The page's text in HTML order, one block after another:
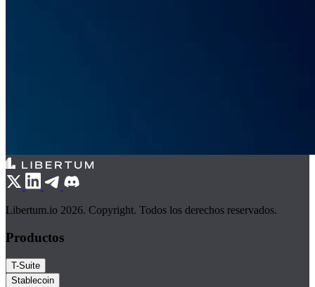
Libertum.io 2026. Copyright. Todos los derechos reservados.
Productos
T-Suite
Stablecoin